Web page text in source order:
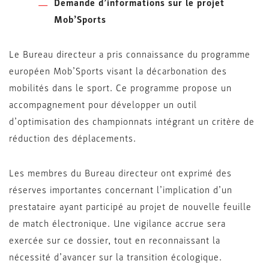
Demande d’informations sur le projet
Mob’Sports
Le Bureau directeur a pris connaissance du programme
européen Mob’Sports visant la décarbonation des
mobilités dans le sport. Ce programme propose un
accompagnement pour développer un outil
d’optimisation des championnats intégrant un critère de
réduction des déplacements.
Les membres du Bureau directeur ont exprimé des
réserves importantes concernant l’implication d’un
prestataire ayant participé au projet de nouvelle feuille
de match électronique. Une vigilance accrue sera
exercée sur ce dossier, tout en reconnaissant la
nécessité d’avancer sur la transition écologique.